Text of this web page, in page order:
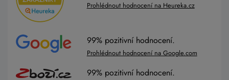
Prohlédnout hodnocení na Heureka.cz
99% pozitivní hodnocení.
Prohlédnout hodnocení na Google.com
99% pozitivní hodnocení.